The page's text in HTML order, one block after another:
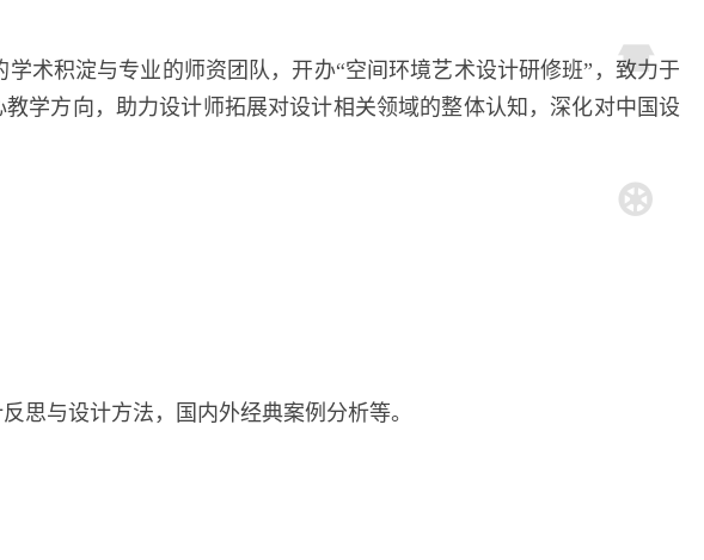
术积淀与专业的师资团队，开办“空间环境艺术设计研修班”，致力于
学方向，助力设计师拓展对设计相关领域的整体认知，深化对中国设
思与设计方法，国内外经典案例分析等。